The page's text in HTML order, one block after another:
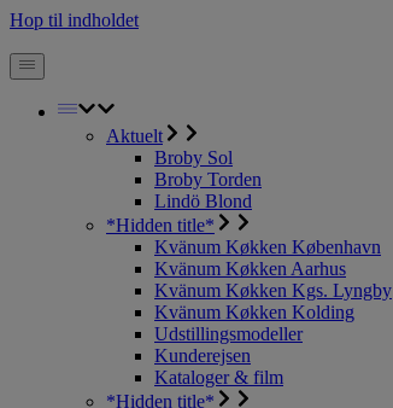
Hop til indholdet
Aktuelt
Broby Sol
Broby Torden
Lindö Blond
*Hidden title*
Kvänum Køkken København
Kvänum Køkken Aarhus
Kvänum Køkken Kgs. Lyngby
Kvänum Køkken Kolding
Udstillingsmodeller
Kunderejsen
Kataloger & film
*Hidden title*